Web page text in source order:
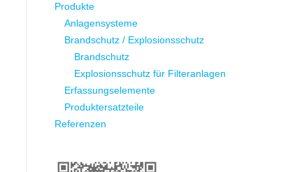
Produkte
Anlagensysteme
Brandschutz / Explosionsschutz
Brandschutz
Explosionsschutz für Filteranlagen
Erfassungselemente
Produktersatzteile
Referenzen